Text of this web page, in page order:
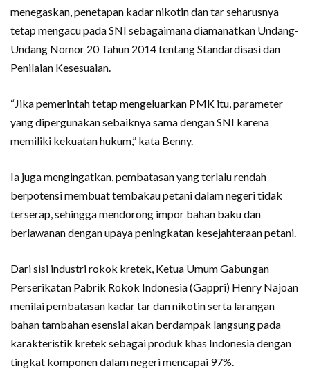
menegaskan, penetapan kadar nikotin dan tar seharusnya
tetap mengacu pada SNI sebagaimana diamanatkan Undang-
Undang Nomor 20 Tahun 2014 tentang Standardisasi dan
Penilaian Kesesuaian.
“Jika pemerintah tetap mengeluarkan PMK itu, parameter
yang dipergunakan sebaiknya sama dengan SNI karena
memiliki kekuatan hukum,” kata Benny.
Ia juga mengingatkan, pembatasan yang terlalu rendah
berpotensi membuat tembakau petani dalam negeri tidak
terserap, sehingga mendorong impor bahan baku dan
berlawanan dengan upaya peningkatan kesejahteraan petani.
Dari sisi industri rokok kretek, Ketua Umum Gabungan
Perserikatan Pabrik Rokok Indonesia (Gappri) Henry Najoan
menilai pembatasan kadar tar dan nikotin serta larangan
bahan tambahan esensial akan berdampak langsung pada
karakteristik kretek sebagai produk khas Indonesia dengan
tingkat komponen dalam negeri mencapai 97%.